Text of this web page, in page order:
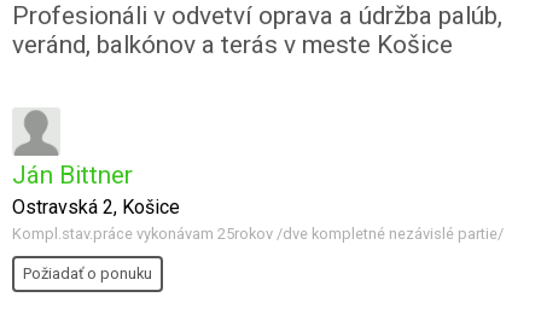
Profesionáli v odvetví oprava a údržba palúb,
veránd, balkónov a terás v meste Košice
Ján Bittner
Ostravská 2, Košice
Kompl.stav.práce vykonávam 25rokov /dve kompletné nezávislé partie/
Požiadať o ponuku